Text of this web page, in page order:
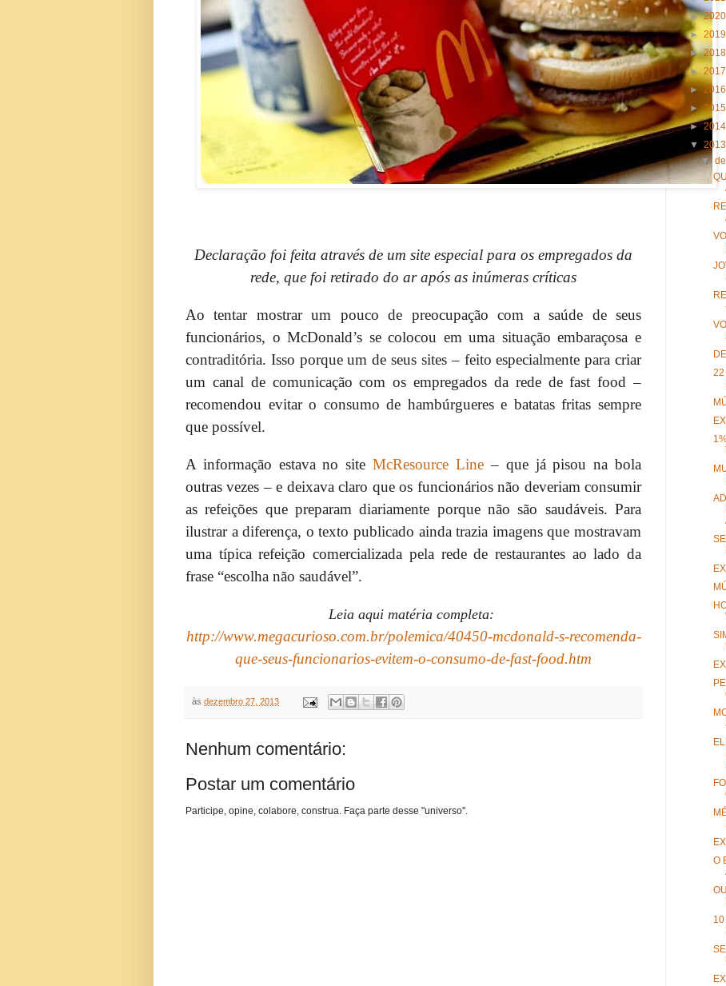
Declaração foi feita através de um site especial para os empregados da
rede, que foi retirado do ar após as inúmeras críticas
Ao tentar mostrar um pouco de preocupação com a saúde de seus
funcionários, o McDonald’s se colocou em uma situação embaraçosa e
contraditória. Isso porque um de seus sites – feito especialmente para criar
um canal de comunicação com os empregados da rede de fast food –
recomendou evitar o consumo de hambúrgueres e batatas fritas sempre
que possível.
A informação estava no siteMcResource Line – que já pisou na bola
outras vezes – e deixava claro que os funcionários não deveriam consumir
as refeições que preparam diariamente porque não são saudáveis. Para
ilustrar a diferença, o texto publicado ainda trazia imagens que mostravam
uma típica refeição comercializada pela rede de restaurantes ao lado da
frase “escolha não saudável”.
Leia aqui matéria completa:
http://www.megacurioso.com.br/polemica/40450-mcdonald-s-recomenda-
que-seus-funcionarios-evitem-o-consumo-de-fast-food.htm
às dezembro 27, 2013
Nenhum comentário:
Postar um comentário
Participe, opine, colabore, construa. Faça parte desse "universo".
►2020
► 2019
►2018
► 2017
► 2016
►2015
►2014
▼ 2013
▼
22
O